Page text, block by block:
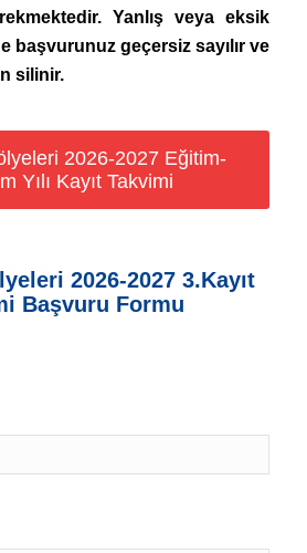
Yanlış veya eksik
başvurunuz geçersiz sayılır ve
silinir.
2026-2027 Eğitim-
Yılı Kayıt Takvimi
2026-2027 3.Kayıt
Başvuru Formu